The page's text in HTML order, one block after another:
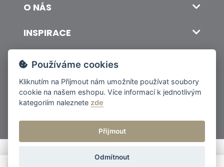
O NÁS
INSPIRACE
DOPRAVA A PLATBA
© 2026 ITALSKY INTERIER s.r.o. Vytvořilo INIZIO Internet Media s.r.o.|
nastavení cookies
Používáme cookies
Kliknutím na Přijmout nám umožníte používat soubory
cookie na našem eshopu. Více informací k jednotlivým
kategoriím naleznete zde
Přijmout
Odmítnout